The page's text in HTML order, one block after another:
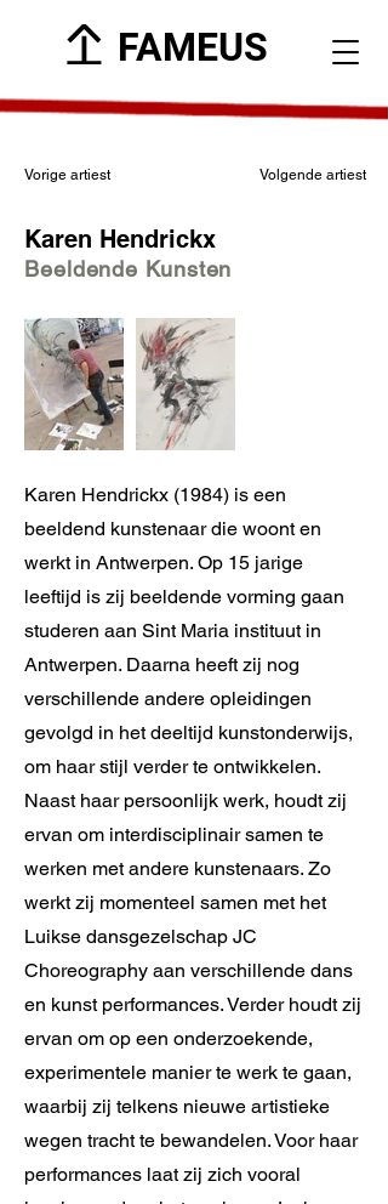
FAMEUS
Vorige artiest Volgende artiest
Karen Hendrickx
Beeldende Kunsten
Karen Hendrickx (1984) is een
beeldend kunstenaar die woont en
werkt in Antwerpen. Op 15 jarige
leeftijd is zij beeldende vorming gaan
studeren aan Sint Maria instituut in
Antwerpen. Daarna heeft zij nog
verschillende andere opleidingen
gevolgd in het deeltijd kunstonderwijs,
om haar stijl verder te ontwikkelen.
Naast haar persoonlijk werk, houdt zij
ervan om interdisciplinair samen te
werken met andere kunstenaars. Zo
werkt zij momenteel samen met het
Luikse dansgezelschap JC
Choreography aan verschillende dans
en kunst performances. Verder houdt zij
ervan om op een onderzoekende,
experimentele manier te werk te gaan,
waarbij zij telkens nieuwe artistieke
wegen tracht te bewandelen. Voor haar
performances laat zij zich vooral